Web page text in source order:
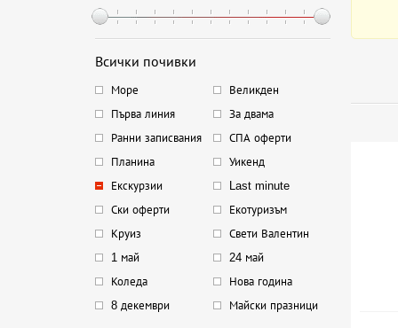
Всички почивки
Море
Великден
Първа линия
За двама
Ранни записвания
СПА оферти
Планина
Уикенд
Екскурзии
Last minute
Ски оферти
Екотуризъм
Круиз
Свети Валентин
1 май
24 май
Коледа
Нова година
8 декември
Майски празници